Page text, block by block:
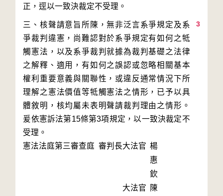
3
三、核聲請意旨所陳，無非泛言系爭規定及系
爭裁判違憲，尚難認對於系爭規定有如何之牴
觸憲法，以及系爭裁判就據為裁判基礎之法律
之解釋、適用，有如何之誤認或忽略相關基本
權利重要意義與關聯性，或違反通常情況下所
理解之憲法價值等牴觸憲法之情形，已予以具
體敘明，核均屬未表明聲請裁判理由之情形。
爰依憲訴法第15條第3項規定，以一致決裁定不
受理。
憲法法庭第三審查庭 審判長大法官 楊
惠
欽
大法官
陳